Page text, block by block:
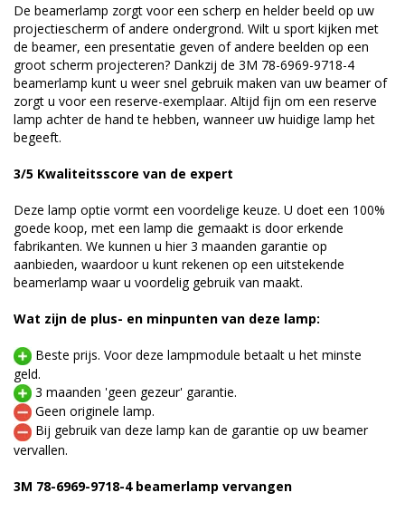
De beamerlamp zorgt voor een scherp en helder beeld op uw
projectiescherm of andere ondergrond. Wilt u sport kijken met
de beamer, een presentatie geven of andere beelden op een
groot scherm projecteren? Dankzij de 3M 78-6969-9718-4
beamerlamp kunt u weer snel gebruik maken van uw beamer of
zorgt u voor een reserve-exemplaar. Altijd fijn om een reserve
lamp achter de hand te hebben, wanneer uw huidige lamp het
begeeft.
3/5 Kwaliteitsscore van de expert
Deze lamp optie vormt een voordelige keuze. U doet een 100%
goede koop, met een lamp die gemaakt is door erkende
fabrikanten. We kunnen u hier 3 maanden garantie op
aanbieden, waardoor u kunt rekenen op een uitstekende
beamerlamp waar u voordelig gebruik van maakt.
Wat zijn de plus- en minpunten van deze lamp:
Beste prijs. Voor deze lampmodule betaalt u het minste
geld.
3 maanden 'geen gezeur' garantie.
Geen originele lamp.
Bij gebruik van deze lamp kan de garantie op uw beamer
vervallen.
3M 78-6969-9718-4 beamerlamp vervangen